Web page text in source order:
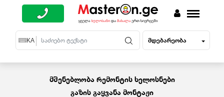
EN KA RU მდებარეობა
მშენებლობა რემონტის ხელოსნები
გაზის გაყვანა მონტაჟი